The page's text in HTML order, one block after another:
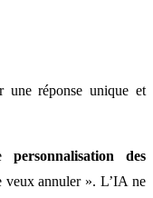
une réponse unique et
personnalisation des
veux annuler ». L’IA ne